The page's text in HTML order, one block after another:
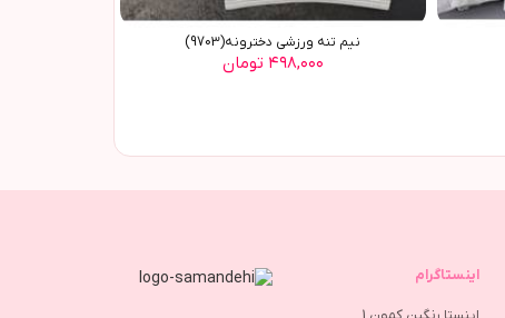
نیم تنه ورزشی دخترونه(9703)
۴۹۸,۰۰۰ تومان
اینستاگرام